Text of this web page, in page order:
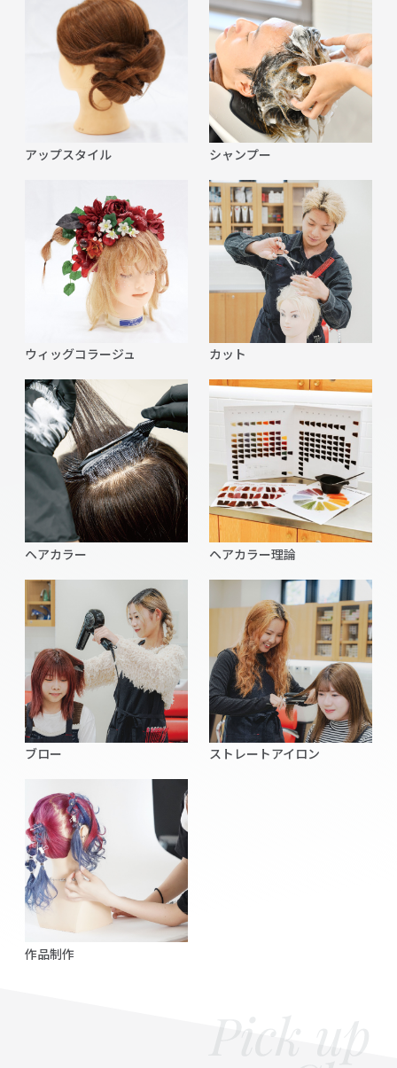
アップスタイル シャンプー
ウィッグコラージュ カット
ヘアカラー ヘアカラー理論
ブロー ストレートアイロン
作品制作